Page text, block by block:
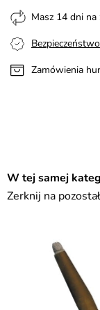
Masz 14 dni
Zamówienia
W tej samej
Zerknij na